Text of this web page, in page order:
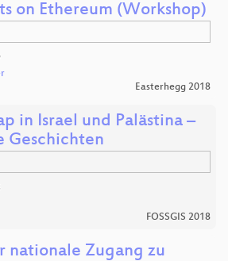
on Ethereum (Workshop)
Easterhegg 2018
in Israel und Palästina –
Geschichten
FOSSGIS 2018
nationale Zugang zu